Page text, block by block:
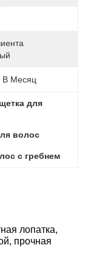
В Месяц
для
волос
с гребнем
лопатка,
прочная